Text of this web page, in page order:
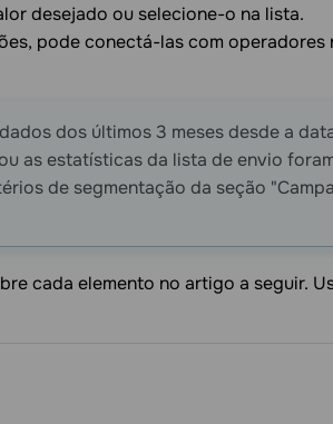
desejado ou selecione-o na lista.
pode conectá-las com
dos últimos 3 meses desde a
as estatísticas da lista de envio
de segmentação da seção
cada elemento no artigo a seguir.